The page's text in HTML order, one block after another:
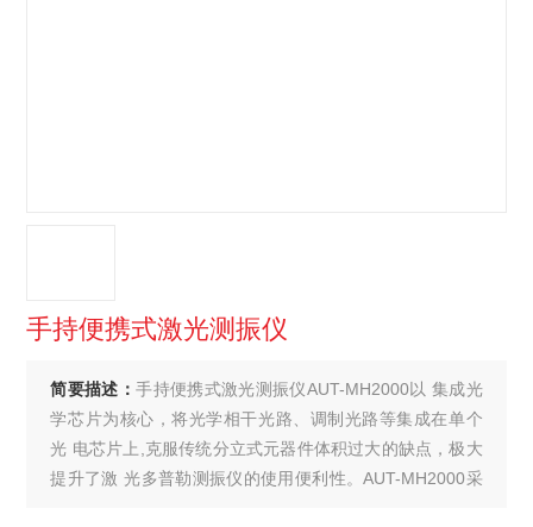
手持便携式激光测振仪
简要描述：手持便携式激光测振仪AUT-MH2000以 集成光
学芯片为核心，将光学相干光路、调制光路等集成在单个
光 电芯片上,克服传统分立式元器件体积过大的缺点，极大
提升了激 光多普勒测振仪的使用便利性。AUT-MH2000采